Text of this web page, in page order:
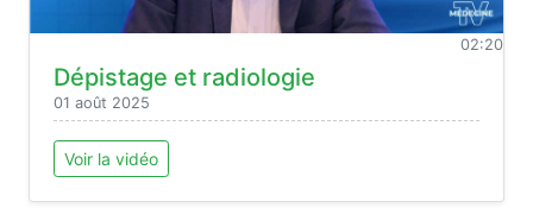
02:20
Dépistage et radiologie
01 août 2025
Voir la vidéo